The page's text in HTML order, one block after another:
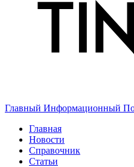
Главный Информационный
Главная
Новости
Справочник
Статьи